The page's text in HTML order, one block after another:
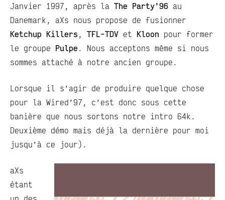
Janvier 1997, après la The Party’96 au
Danemark, aXs nous propose de fusionner
Ketchup Killers , TFL-TDV et Kloon pour former
le groupe Pulpe. Nous acceptons même si nous
sommes attaché à notre ancien groupe.
Lorsque il s’agir de produire quelque chose
pour la Wired’97, c’est donc sous cette
banière que nous sortons notre intro 64k.
Deuxième démo mais déjà la dernière pour moi
jusqu’à ce jour).
aXs
étant